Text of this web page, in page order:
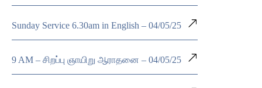
Sunday Service 6.30am in English – 04/05/25
9 AM – சிறப்பு ஞாயிறு ஆராதனை – 04/05/25